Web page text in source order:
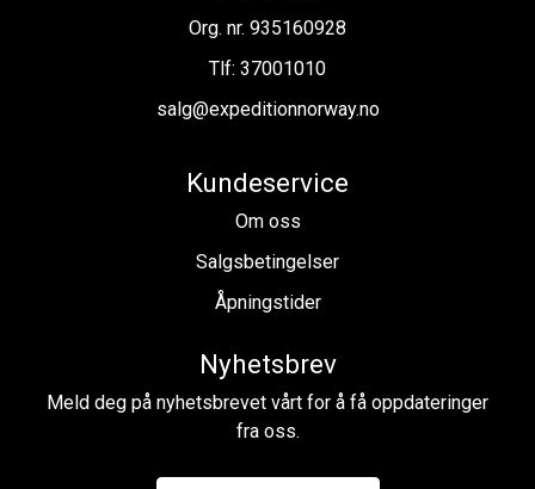
Org. nr. 935160928
Tlf: 37001010
salg@expeditionnorway.no
Kundeservice
Om oss
Salgsbetingelser
Åpningstider
Nyhetsbrev
Meld deg på nyhetsbrevet vårt for å få oppdateringer
fra oss.